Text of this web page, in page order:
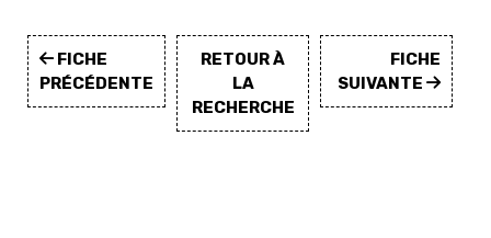
FICHE
PRÉCÉDENTE
RETOUR À
LA
RECHERCHE
FICHE
SUIVANTE